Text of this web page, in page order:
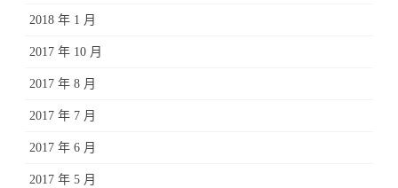
2018 年 1 月
2017 年 10 月
2017 年 8 月
2017 年 7 月
2017 年 6 月
2017 年 5 月